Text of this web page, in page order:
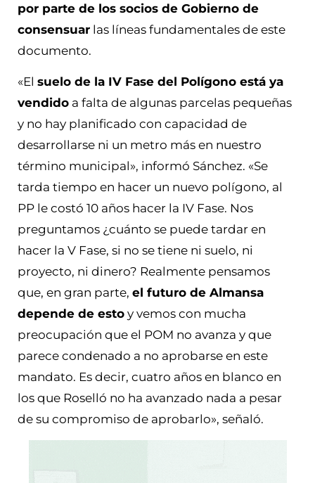
por parte de los socios de Gobierno de
consensuar las líneas fundamentales de este
documento.
«El suelo de la IV Fase del Polígono está ya
vendido a falta de algunas parcelas pequeñas
y no hay planificado con capacidad de
desarrollarse ni un metro más en nuestro
término municipal», informó Sánchez. «Se
tarda tiempo en hacer un nuevo polígono, al
PP le costó 10 años hacer la IV Fase. Nos
preguntamos ¿cuánto se puede tardar en
hacer la V Fase, si no se tiene ni suelo, ni
proyecto, ni dinero? Realmente pensamos
que, en gran parte, el futuro de Almansa
depende de esto y vemos con mucha
preocupación que el POM no avanza y que
parece condenado a no aprobarse en este
mandato. Es decir, cuatro años en blanco en
los que Roselló no ha avanzado nada a pesar
de su compromiso de aprobarlo», señaló.